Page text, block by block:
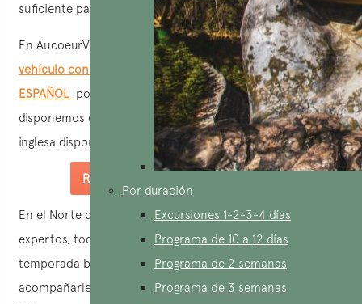
Por duración
Excursiones 1-2-3-4 días
Programa de 10 a 12 días
Programa de 2 semanas
Programa de 3 semanas
suficiente para acordar encuentros.
En AucoeurVietnam, además del servicio de alquiler de
vehículo con Conductory dereservar un guía de habla
ESPAÑOL por separado para sus días de visita,
disponemos de un equipo de Conductores guías de habla
inglesa disponibles en las tres regiones de Vietnam.
Reservar guía conductor español
En el Norte de Vietnam, tenemos guías de habla inglesa
expertos, todos con su propio vehículo. Durante la
temporada baja del turismo, o si tiene suerte, pueden
acompañarle como
Conductor guía de habla inglesa en